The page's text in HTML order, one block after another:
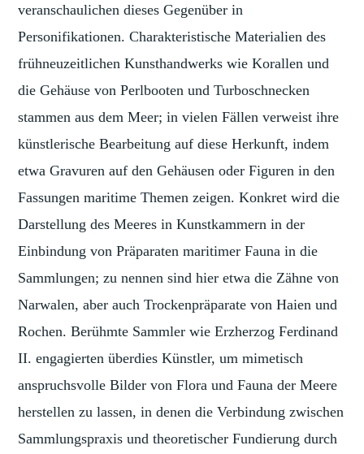
veranschaulichen dieses Gegenüber in
Personifikationen. Charakteristische Materialien des
frühneuzeitlichen Kunsthandwerks wie Korallen und
die Gehäuse von Perlbooten und Turboschnecken
stammen aus dem Meer; in vielen Fällen verweist ihre
künstlerische Bearbeitung auf diese Herkunft, indem
etwa Gravuren auf den Gehäusen oder Figuren in den
Fassungen maritime Themen zeigen. Konkret wird die
Darstellung des Meeres in Kunstkammern in der
Einbindung von Präparaten maritimer Fauna in die
Sammlungen; zu nennen sind hier etwa die Zähne von
Narwalen, aber auch Trockenpräparate von Haien und
Rochen. Berühmte Sammler wie Erzherzog Ferdinand
II. engagierten überdies Künstler, um mimetisch
anspruchsvolle Bilder von Flora und Fauna der Meere
herstellen zu lassen, in denen die Verbindung zwischen
Sammlungspraxis und theoretischer Fundierung durch